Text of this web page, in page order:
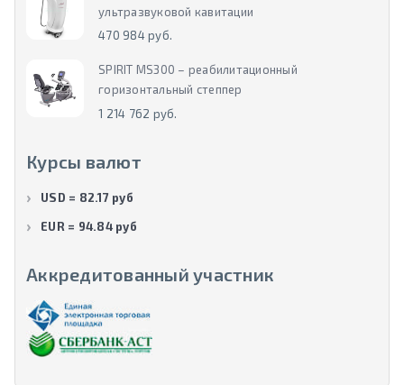
ультразвуковой кавитации
470 984 руб.
SPIRIT MS300 – реабилитационный
горизонтальный степпер
1 214 762 руб.
Курсы валют
USD = 82.17 руб
EUR = 94.84 руб
Аккредитованный участник